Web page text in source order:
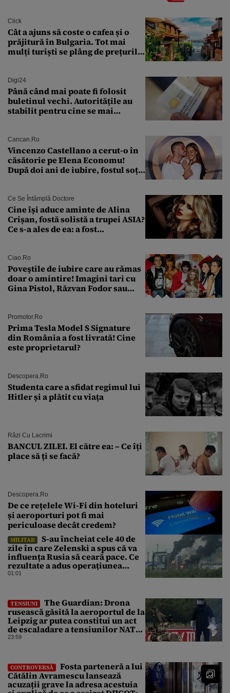
Click
Cât a ajuns să coste o cafea și o
prăjitură în Bulgaria. Tot mai
mulți turiști se plâng de prețurile
Digi24
Până când mai poate fi folosit
buletinul vechi. Autoritățile au
stabilit pentru cine se mai
Cancan.ro
Vincenzo Castellano a cerut-o în
căsătorie pe Elena Economu!
După doi ani de iubire, fostul soț
Ce Se Întâmplă Doctore
Cine își aduce aminte de Alina
Crișan, fostă solistă a trupei ASIA?
Ce s-a ales de ea: a fost
Ciao.ro
Poveştile de iubire care au rămas
doar o amintire! Imagini tari cu
Gina Pistol, Răzvan Fodor sau
Promotor.ro
Prima Tesla Model S Signature
din România a fost livrată! Cine
este proprietarul?
Descopera.ro
Studenta care a sfidat regimul lui
Hitler și a plătit cu viața
Râzi Cu Lacrimi
BANCUL ZILEI. El către ea: – Ce îți
place să ți se facă?
Descopera.ro
De ce rețelele Wi-Fi din hoteluri
și aeroporturi pot fi mai
periculoase decât credem?
MILITAR
S-au încheiat cele 40 de
zile în care Zelenski a spus că va
influența Rusia să ceară pace. Ce
rezultate a adus operațiunea
Kievului
01:01
TENSIUNI
The Guardian: Drona
rusească găsită la aeroportul de la
Leipzig ar putea constitui un act
de escaladare a tensiunilor NATO-
Rusia
23:59
CONTROVERSĂ
Fosta parteneră a lui
Cătălin Avramescu lansează
acuzații grave la adresa acestuia